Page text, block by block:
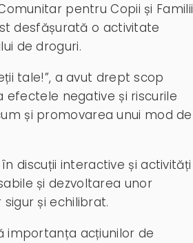
pentru Copii și Familii
desfășurată o activitate
de droguri.
tale!”, a avut drept scop
efectele negative și riscurile
și promovarea unui mod de
discuții interactive și activități
și dezvoltarea unor
și echilibrat.
importanța acțiunilor de